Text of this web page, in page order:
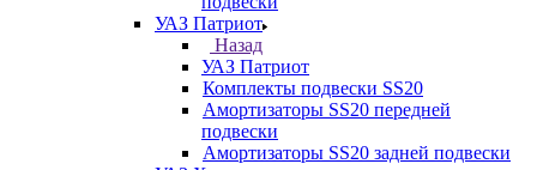
УАЗ Патриот
Назад
УАЗ Патриот
Комплекты подвески SS20
Амортизаторы SS20 передней
подвески
Амортизаторы SS20 задней подвески